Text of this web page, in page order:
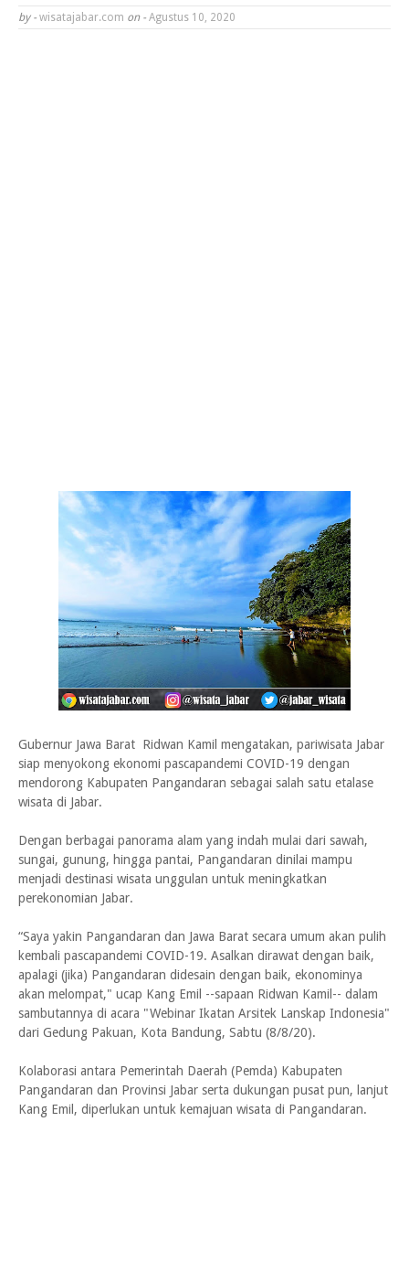
by - wisatajabar.com on - Agustus 10, 2020
Gubernur Jawa Barat Ridwan Kamil mengatakan, pariwisata Jabar
siap menyokong ekonomi pascapandemi COVID-19 dengan
mendorong Kabupaten Pangandaran sebagai salah satu etalase
wisata di Jabar.
Dengan berbagai panorama alam yang indah mulai dari sawah,
sungai, gunung, hingga pantai, Pangandaran dinilai mampu
menjadi destinasi wisata unggulan untuk meningkatkan
perekonomian Jabar.
“Saya yakin Pangandaran dan Jawa Barat secara umum akan pulih
kembali pascapandemi COVID-19. Asalkan dirawat dengan baik,
apalagi (jika) Pangandaran didesain dengan baik, ekonominya
akan melompat," ucap Kang Emil --sapaan Ridwan Kamil-- dalam
sambutannya di acara "Webinar Ikatan Arsitek Lanskap Indonesia"
dari Gedung Pakuan, Kota Bandung, Sabtu (8/8/20).
Kolaborasi antara Pemerintah Daerah (Pemda) Kabupaten
Pangandaran dan Provinsi Jabar serta dukungan pusat pun, lanjut
Kang Emil, diperlukan untuk kemajuan wisata di Pangandaran.